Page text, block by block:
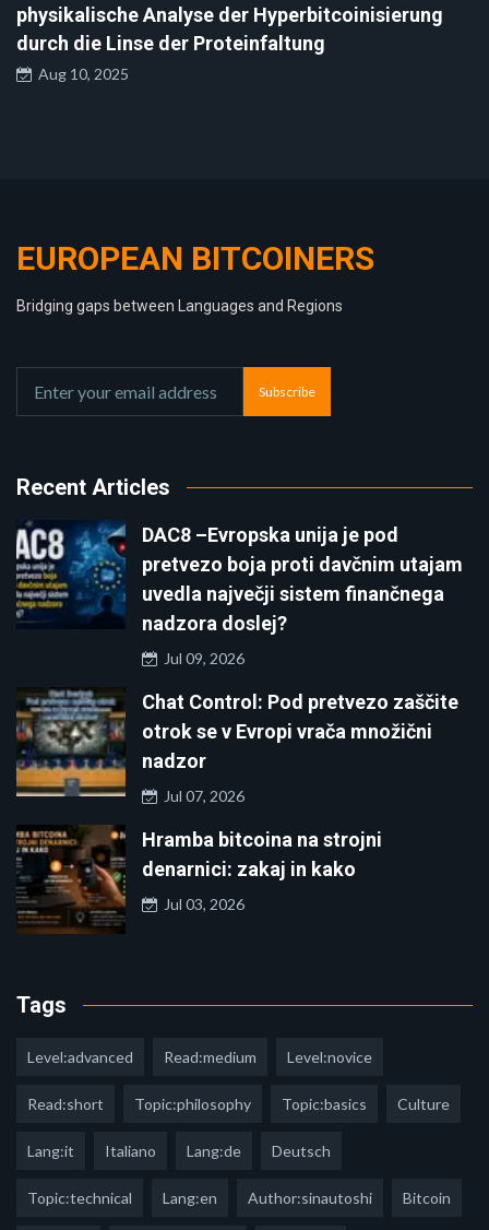
physikalische Analyse der Hyperbitcoinisierung
durch die Linse der Proteinfaltung
Aug 10, 2025
EUROPEAN BITCOINERS
Bridging gaps between Languages and Regions
Subscribe
Recent Articles
DAC8 –Evropska unija je pod
pretvezo boja proti davčnim utajam
uvedla največji sistem finančnega
nadzora doslej?
Jul 09, 2026
Chat Control: Pod pretvezo zaščite
otrok se v Evropi vrača množični
nadzor
Jul 07, 2026
Hramba bitcoina na strojni
denarnici: zakaj in kako
Jul 03, 2026
Tags
Level:advanced Read:medium Level:novice
Read:short Topic:philosophy Topic:basics Culture
Lang:it Italiano Lang:de Deutsch
Topic:technical Lang:en Author:sinautoshi Bitcoin